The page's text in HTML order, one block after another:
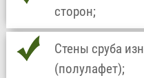
сторон;
Стены сруба
(полулафет);